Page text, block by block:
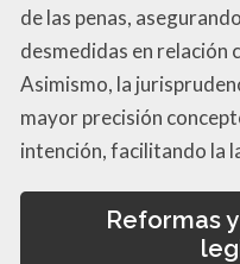
de las penas,
desmedidas en relación
Asimismo, la
mayor precisión
intención, facilitando la
Reformas